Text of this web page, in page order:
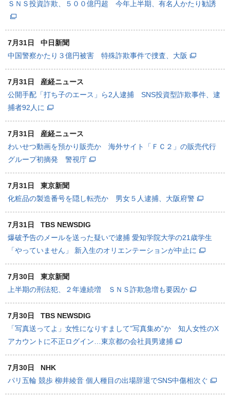
ＳＮＳ投資詐欺、５００億円超 今年上半期、有名人かたり勧誘
7月31日
中日新聞
中国警察かたり３億円被害 特殊詐欺事件で捜査、大阪
7月31日
産経ニュース
公開手配「打ち子のエース」ら2人逮捕 SNS投資型詐欺事件、逮
捕者92人に
7月31日
産経ニュース
わいせつ動画を預かり販売か 海外サイト「ＦＣ２」の販売代行
グループ初摘発 警視庁
7月31日
東京新聞
化粧品の製造番号を隠し転売か 男女５人逮捕、大阪府警
7月31日
TBS NEWSDIG
爆破予告のメールを送った疑いで逮捕 愛知学院大学の21歳学生
「やっていません」 新入生のオリエンテーションが中止に
7月30日
東京新聞
上半期の刑法犯、２年連続増 ＳＮＳ詐欺急増も要因か
7月30日
TBS NEWSDIG
「写真送ってよ」女性になりすまして”写真集め”か 知人女性のX
アカウントに不正ログイン…東京都の会社員男逮捕
7月30日
NHK
パリ五輪 競歩 柳井綾音 個人種目の出場辞退でSNS中傷相次ぐ